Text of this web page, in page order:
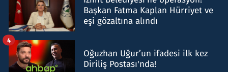
Başkan Fatma Kaplan Hürriyet ve
eşi gözaltına alındı
Oğuzhan Uğur’un ifadesi ilk kez
Diriliş Postası'nda!
4